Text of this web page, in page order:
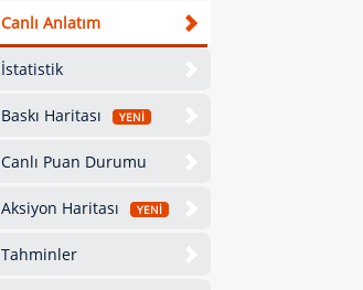
Canlı Anlatım
İstatistik
Baskı Haritası YENİ
Canlı Puan Durumu
Aksiyon Haritası YENİ
Tahminler